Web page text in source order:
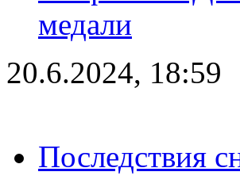
медали
20.6.2024, 18:59
Последствия